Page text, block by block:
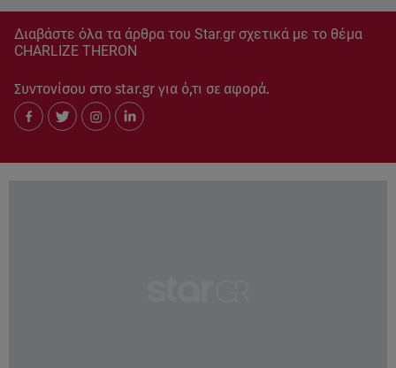
Διαβάστε όλα τα άρθρα του Star.gr σχετικά με το θέμα
CHARLIZE THERON
Συντονίσου στο star.gr για ό,τι σε αφορά.